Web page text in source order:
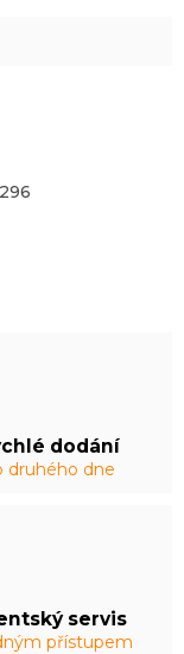
dodání
druhého dne
servis
přístupem